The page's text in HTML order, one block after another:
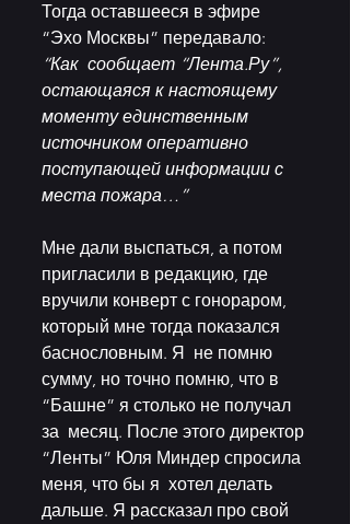
Тогда оставшееся в эфире
“Эхо Москвы” передавало:
“Как  сообщает “Лента.Ру”,
остающаяся к настоящему
моменту единственным
источником оперативно
поступающей информации с
места пожара…”
Мне дали выспаться, а потом
пригласили в редакцию, где
вручили конверт с гонораром,
который мне тогда показался
баснословным. Я  не помню
сумму, но точно помню, что в
“Башне” я столько не получал
за  месяц. После этого директор
“Ленты” Юля Миндер спросила
меня, что бы я  хотел делать
дальше. Я рассказал про свой